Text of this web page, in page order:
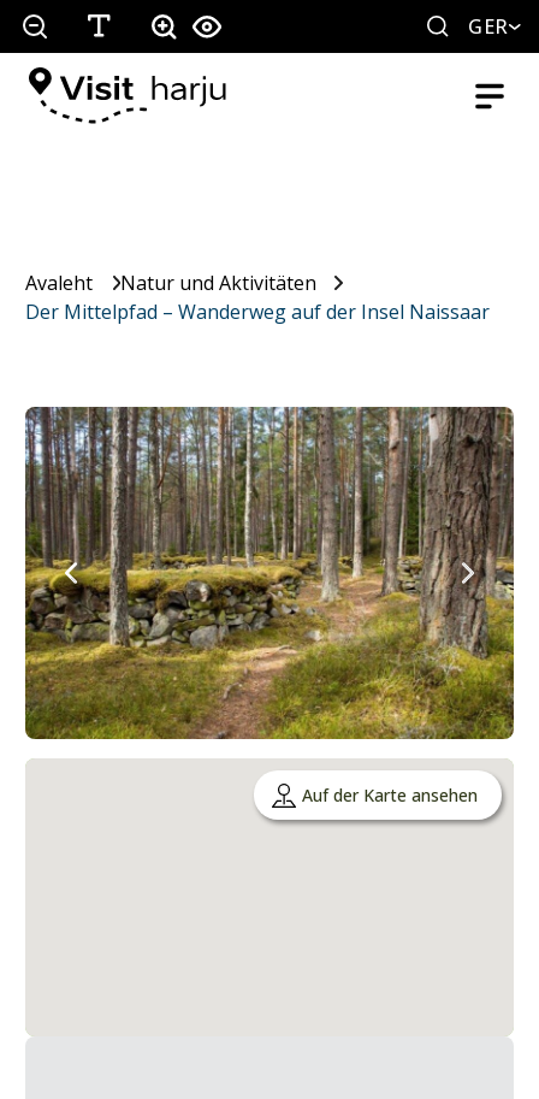
GER
Avaleht
Natur und Aktivitäten
Der Mittelpfad – Wanderweg auf der Insel Naissaar
Auf der Karte ansehen